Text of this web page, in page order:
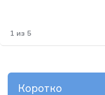
1 из 5
Коротко